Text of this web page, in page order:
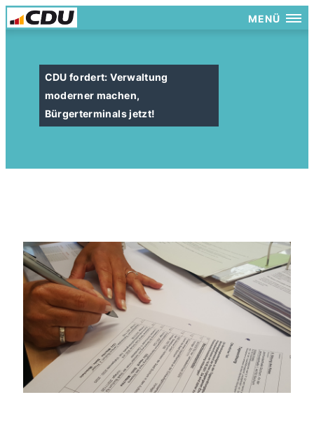
MENÜ
CDU fordert: Verwaltung
moderner machen,
Bürgerterminals jetzt!